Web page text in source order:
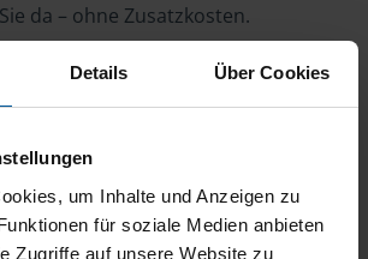
Details Über Cookies
um Inhalte und Anzeigen zu
für soziale Medien anbieten
Zugriffe auf unsere Website zu
da – ohne Zusatzkosten.
richtet.